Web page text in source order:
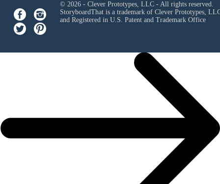
© 2026 - Clever Prototypes, LLC - All rights reserved.
StoryboardThat is a trademark of Clever Prototypes,
and Registered in U.S. Patent and Trademark Office